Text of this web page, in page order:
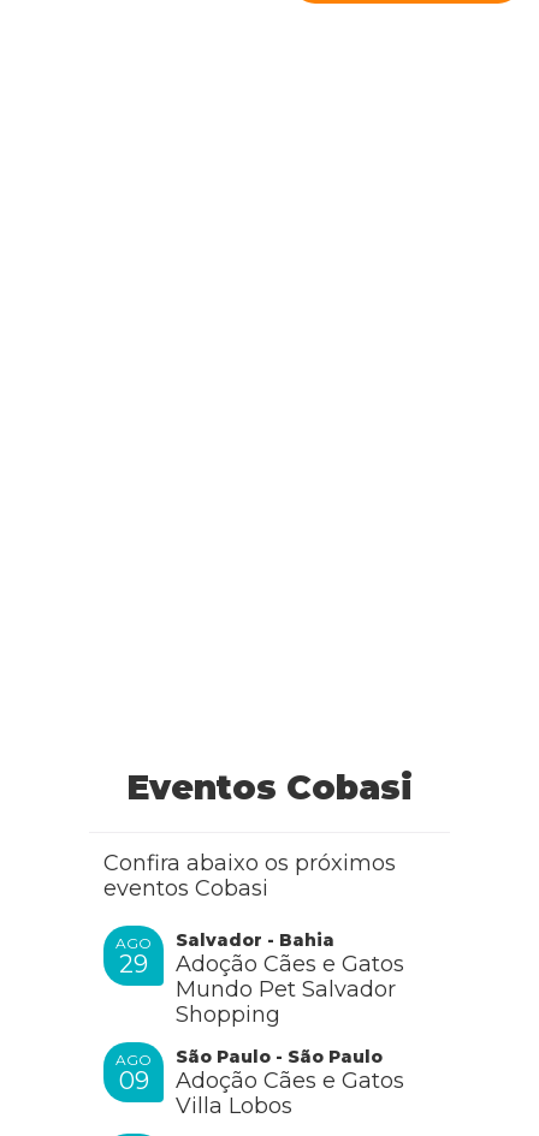
Eventos Cobasi
Confira abaixo os próximos
eventos Cobasi
AGO
29
Salvador - Bahia
Adoção Cães e Gatos
Mundo Pet Salvador
Shopping
AGO
09
São Paulo - São Paulo
Adoção Cães e Gatos
Villa Lobos